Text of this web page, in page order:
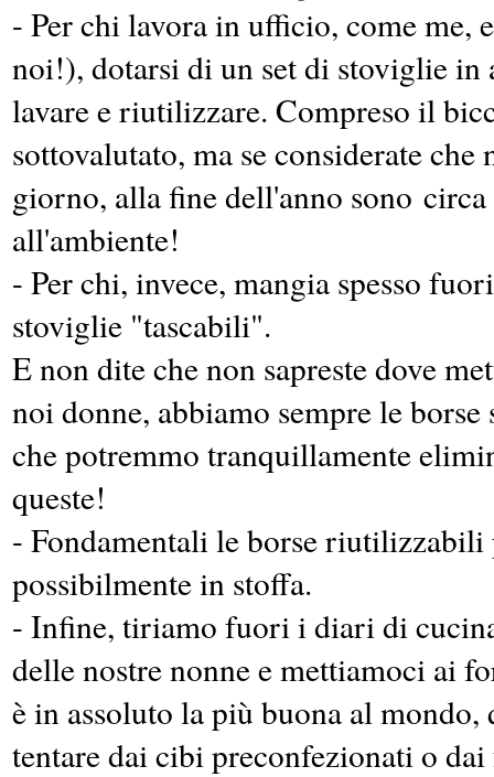
- Per chi lavora in ufficio, come me,
noi!), dotarsi di un set di stoviglie in
lavare e riutilizzare. Compreso il
sottovalutato, ma se considerate che
giorno, alla fine dell'anno sono
all'ambiente!
- Per chi, invece, mangia spesso
stoviglie "tascabili".
E non dite che non sapreste dove
noi donne, abbiamo sempre le
che potremmo tranquillamente
queste!
- Fondamentali le borse riutilizzabili
possibilmente in stoffa.
- Infine, tiriamo fuori i diari di
delle nostre nonne e mettiamoci ai
è in assoluto la più buona al
tentare dai cibi preconfezionati o